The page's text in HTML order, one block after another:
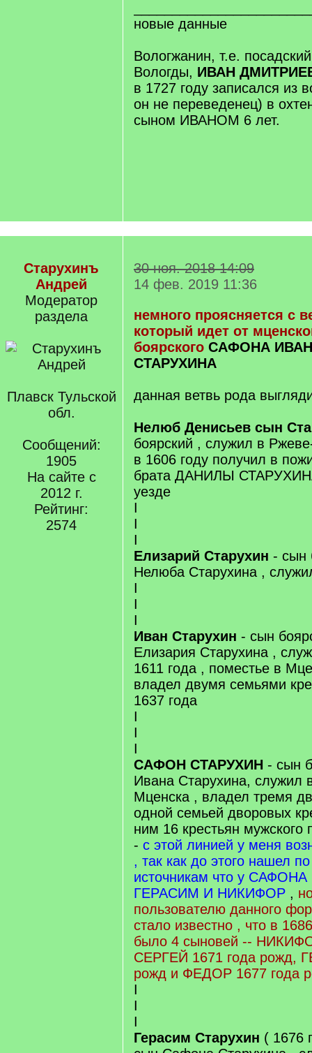
новые данные
Вологжанин, т.е.
Вологды, ИВАН
в 1727 году записался из
он не переведенец) в
сыном ИВАНОМ 6 лет.
Старухинъ
Андрей
Модератор
раздела
Плавск Тульской
обл.
Сообщений:
1905
На сайте с
2012 г.
Рейтинг:
2574
30 ноя. 2018 14:09
14 фев. 2019 11:36
немного проясняется с
который идет от
боярского САФОНА
СТАРУХИНА
данная ветвь рода
Нелюб Денисьев сын
боярский , служил в
в 1606 году получил в
брата ДАНИЛЫ
уезде
I
I
I
Елизарий Старухин - сын
Нелюба Старухина ,
I
I
I
Иван Старухин - сын
Елизария Старухина ,
1611 года , поместье в
владел двумя семьями
1637 года
I
I
I
САФОН СТАРУХИН - сын
Ивана Старухина, служил
Мценска , владел тремя
одной семьей дворовых
ним 16 крестьян мужского
- с этой линией у меня
, так как до этого нашел
источникам что у
ГЕРАСИМ И НИКИФОР ,
пользователю данного
стало известно , что в
было 4 сыновей --
СЕРГЕЙ 1671 года рожд,
рожд и ФЕДОР 1677 года
I
I
I
Герасим Старухин ( 1676